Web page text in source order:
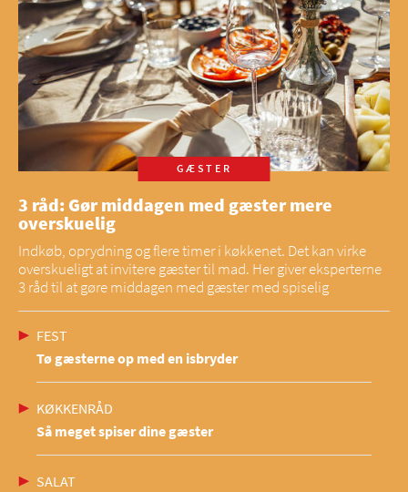
GÆSTER
3 råd: Gør middagen med gæster mere
overskuelig
Indkøb, oprydning og flere timer i køkkenet. Det kan virke
overskueligt at invitere gæster til mad. Her giver eksperterne
3 råd til at gøre middagen med gæster med spiselig
FEST
Tø gæsterne op med en isbryder
KØKKENRÅD
Så meget spiser dine gæster
SALAT